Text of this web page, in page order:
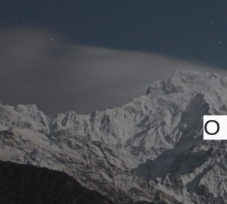
O